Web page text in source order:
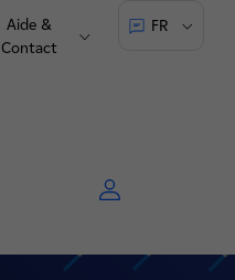
Aide &
Contact
FR